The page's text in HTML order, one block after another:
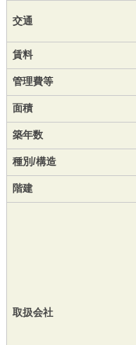
交通
賃料
管理費等
面積
築年数
種別/構造
階建
取扱会社